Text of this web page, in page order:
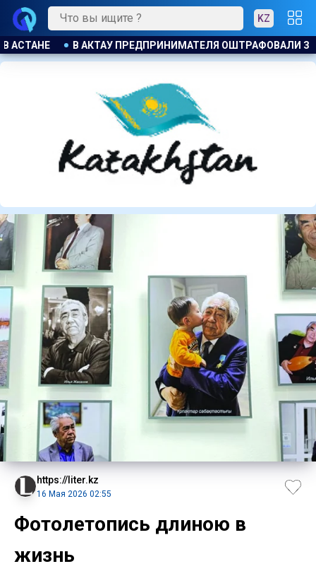
KZ
ЗА БЕСПЛАТНУЮ РАЗДАЧУ МОРОЖЕНОГО ДЕТЯМ
https://liter.kz
16 Мая 2026 02:55
Фотолетопись длиною в
жизнь